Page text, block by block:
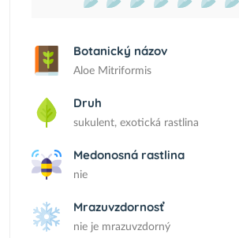
Botanický názov
Aloe Mitriformis
Druh
sukulent, exotická rastlina
Medonosná rastlina
nie
Mrazuvzdornosť
nie je mrazuvzdorný